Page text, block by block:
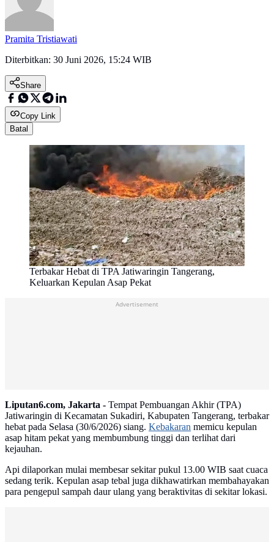
Pramita Tristiawati
Diterbitkan: 30 Juni 2026, 15:24 WIB
Share
Copy Link
Batal
Terbakar Hebat di TPA Jatiwaringin Tangerang,
Keluarkan Kepulan Asap Pekat
Advertisement
Liputan6.com, Jakarta - Tempat Pembuangan Akhir (TPA)
Jatiwaringin di Kecamatan Sukadiri, Kabupaten Tangerang, terbakar
hebat pada Selasa (30/6/2026) siang. Kebakaran memicu kepulan
asap hitam pekat yang membumbung tinggi dan terlihat dari
kejauhan.
Api dilaporkan mulai membesar sekitar pukul 13.00 WIB saat cuaca
sedang terik. Kepulan asap tebal juga dikhawatirkan membahayakan
para pengepul sampah daur ulang yang beraktivitas di sekitar lokasi.